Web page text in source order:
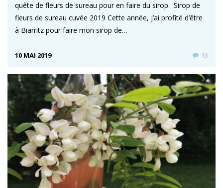
quête de fleurs de sureau pour en faire du sirop. Sirop de
fleurs de sureau cuvée 2019 Cette année, j’ai profité d’être
à Biarritz pour faire mon sirop de…
10 MAI 2019 13